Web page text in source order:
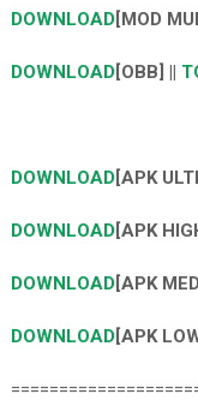
DOWNLOAD[MOD
DOWNLOAD[OBB] ||
DOWNLOAD[APK
DOWNLOAD[APK
DOWNLOAD[APK
DOWNLOAD[APK